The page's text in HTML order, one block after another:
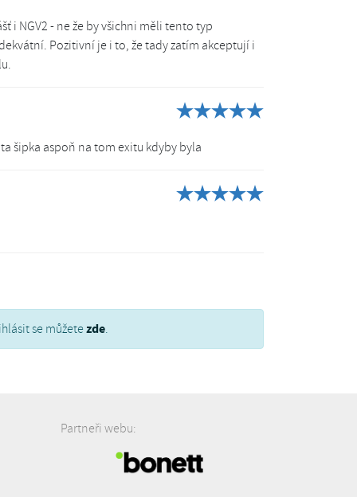
i NGV2 - ne že by všichni měli tento typ
Pozitivní je i to, že tady zatím akceptují i
šipka aspoň na tom exitu kdyby byla
se můžetezde.
Partneři webu: